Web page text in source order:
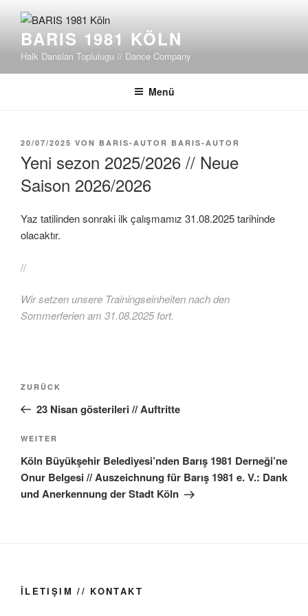
Inhalt
springenBARIS 1981 KÖLN
Halk Dansları Toplulugu // Dance Company
Menü
VERÖFFENTLICHT
20/07/2025 VON BARIS-AUTOR BARIS-AUTOR
Yeni sezon 2025/2026 // Neue
Saison 2026/2026
Yaz tatilinden sonraki ilk çalışmamız 31.08.2025 tarihinde
olacaktır.
//
Wir setzen unsere Trainingseinheiten nach den
Sommerferien am 31.08.2025 fort.
Beitragsnavigation
Vorheriger
Beitrag
ZURÜCK
23 Nisan gösterileri // Auftritte
Nächster
Beitrag
WEITER
Köln Büyükşehir Belediyesi’nden Barış 1981 Derneği’ne
Onur Belgesi // Auszeichnung für Barış 1981 e. V.: Dank
und Anerkennung der Stadt Köln
İLETIŞIM // KONTAKT